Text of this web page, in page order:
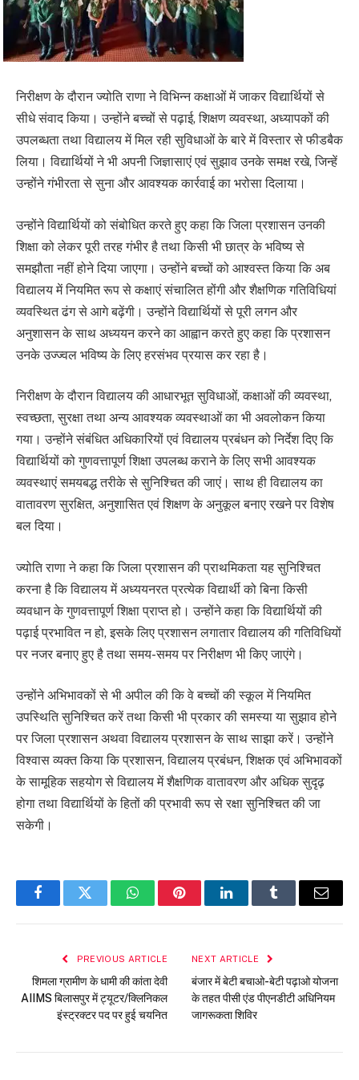
निरीक्षण के दौरान ज्योति राणा ने विभिन्न कक्षाओं में जाकर विद्यार्थियों से
सीधे संवाद किया। उन्होंने बच्चों से पढ़ाई, शिक्षण व्यवस्था, अध्यापकों की
उपलब्धता तथा विद्यालय में मिल रही सुविधाओं के बारे में विस्तार से फीडबैक
लिया। विद्यार्थियों ने भी अपनी जिज्ञासाएं एवं सुझाव उनके समक्ष रखे, जिन्हें
उन्होंने गंभीरता से सुना और आवश्यक कार्रवाई का भरोसा दिलाया।
उन्होंने विद्यार्थियों को संबोधित करते हुए कहा कि जिला प्रशासन उनकी
शिक्षा को लेकर पूरी तरह गंभीर है तथा किसी भी छात्र के भविष्य से
समझौता नहीं होने दिया जाएगा। उन्होंने बच्चों को आश्वस्त किया कि अब
विद्यालय में नियमित रूप से कक्षाएं संचालित होंगी और शैक्षणिक गतिविधियां
व्यवस्थित ढंग से आगे बढ़ेंगी। उन्होंने विद्यार्थियों से पूरी लगन और
अनुशासन के साथ अध्ययन करने का आह्वान करते हुए कहा कि प्रशासन
उनके उज्ज्वल भविष्य के लिए हरसंभव प्रयास कर रहा है।
निरीक्षण के दौरान विद्यालय की आधारभूत सुविधाओं, कक्षाओं की व्यवस्था,
स्वच्छता, सुरक्षा तथा अन्य आवश्यक व्यवस्थाओं का भी अवलोकन किया
गया। उन्होंने संबंधित अधिकारियों एवं विद्यालय प्रबंधन को निर्देश दिए कि
विद्यार्थियों को गुणवत्तापूर्ण शिक्षा उपलब्ध कराने के लिए सभी आवश्यक
व्यवस्थाएं समयबद्ध तरीके से सुनिश्चित की जाएं। साथ ही विद्यालय का
वातावरण सुरक्षित, अनुशासित एवं शिक्षण के अनुकूल बनाए रखने पर विशेष
बल दिया।
ज्योति राणा ने कहा कि जिला प्रशासन की प्राथमिकता यह सुनिश्चित
करना है कि विद्यालय में अध्ययनरत प्रत्येक विद्यार्थी को बिना किसी
व्यवधान के गुणवत्तापूर्ण शिक्षा प्राप्त हो। उन्होंने कहा कि विद्यार्थियों की
पढ़ाई प्रभावित न हो, इसके लिए प्रशासन लगातार विद्यालय की गतिविधियों
पर नजर बनाए हुए है तथा समय-समय पर निरीक्षण भी किए जाएंगे।
उन्होंने अभिभावकों से भी अपील की कि वे बच्चों की स्कूल में नियमित
उपस्थिति सुनिश्चित करें तथा किसी भी प्रकार की समस्या या सुझाव होने
पर जिला प्रशासन अथवा विद्यालय प्रशासन के साथ साझा करें। उन्होंने
विश्वास व्यक्त किया कि प्रशासन, विद्यालय प्रबंधन, शिक्षक एवं अभिभावकों
के सामूहिक सहयोग से विद्यालय में शैक्षणिक वातावरण और अधिक सुदृढ़
होगा तथा विद्यार्थियों के हितों की प्रभावी रूप से रक्षा सुनिश्चित की जा
सकेगी।
FacebookTwitter WhatsAppPinterestLinkedInTumblr Email
PREVIOUS ARTICLE
शिमला ग्रामीण के धामी की कांता देवी
AIIMS बिलासपुर में ट्यूटर/क्लिनिकल
इंस्ट्रक्टर पद पर हुई चयनित
NEXT ARTICLE
बंजार में बेटी बचाओ-बेटी पढ़ाओ योजना
के तहत पीसी एंड पीएनडीटी अधिनियम
जागरूकता शिविर